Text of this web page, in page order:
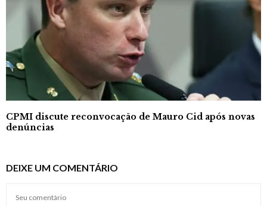
CPMI discute reconvocação de Mauro Cid após novas
denúncias
DEIXE UM COMENTÁRIO